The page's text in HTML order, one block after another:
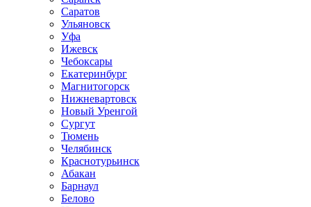
Саратов
Ульяновск
Уфа
Ижевск
Чебоксары
Екатеринбург
Магнитогорск
Нижневартовск
Новый Уренгой
Сургут
Тюмень
Челябинск
Краснотурьинск
Абакан
Барнаул
Белово